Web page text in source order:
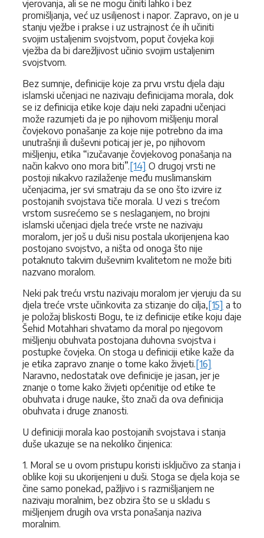
vjerovanja, ali se ne mogu činiti lahko i bez
promišljanja, već uz usiljenost i napor. Zapravo, on je u
stanju vježbe i prakse i uz ustrajnost će ih učiniti
svojim ustaljenim svojstvom, poput čovjeka koji
vježba da bi darežljivost učinio svojim ustaljenim
svojstvom.
Bez sumnje, definicije koje za prvu vrstu djela daju
islamski učenjaci ne nazivaju definicijama morala, dok
se iz definicija etike koje daju neki zapadni učenjaci
može razumjeti da je po njihovom mišljenju moral
čovjekovo ponašanje za koje nije potrebno da ima
unutrašnji ili duševni poticaj jer je, po njihovom
mišljenju, etika “izučavanje čovjekovog ponašanja na
način kakvo ono mora biti”. [14] O drugoj vrsti ne
postoji nikakvo razilaženje među muslimanskim
učenjacima, jer svi smatraju da se ono što izvire iz
postojanih svojstava tiče morala. U vezi s trećom
vrstom susrećemo se s neslaganjem, no brojni
islamski učenjaci djela treće vrste ne nazivaju
moralom, jer još u duši nisu postala ukorijenjena kao
postojano svojstvo, a ništa od onoga što nije
potaknuto takvim duševnim kvalitetom ne može biti
nazvano moralom.
Neki pak treću vrstu nazivaju moralom jer vjeruju da su
djela treće vrste učinkovita za stizanje do cilja, [15] a to
je položaj bliskosti Bogu, te iz definicije etike koju daje
Šehid Motahhari shvatamo da moral po njegovom
mišljenju obuhvata postojana duhovna svojstva i
postupke čovjeka. On stoga u definiciji etike kaže da
je etika zapravo znanje o tome kako živjeti. [16]
Naravno, nedostatak ove definicije je jasan, jer je
znanje o tome kako živjeti općenitije od etike te
obuhvata i druge nauke, što znači da ova definicija
obuhvata i druge znanosti.
U definiciji morala kao postojanih svojstava i stanja
duše ukazuje se na nekoliko činjenica:
1. Moral se u ovom pristupu koristi isključivo za stanja i
oblike koji su ukorijenjeni u duši. Stoga se djela koja se
čine samo ponekad, pažljivo i s razmišljanjem ne
nazivaju moralnim, bez obzira što se u skladu s
mišljenjem drugih ova vrsta ponašanja naziva
moralnim.